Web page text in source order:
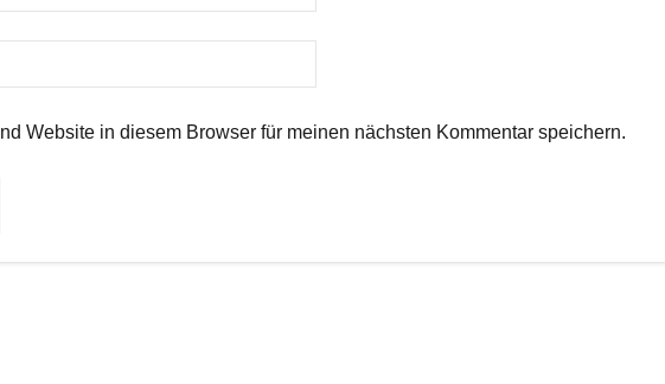
Website in diesem Browser für meinen nächsten Kommentar speichern.